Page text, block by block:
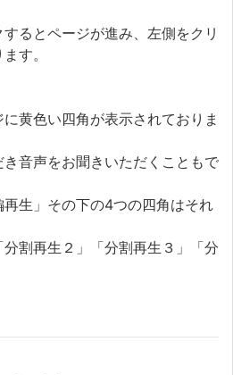
るとページが進み、左側をクリ
す。
黄色い四角が表示されておりま
音声をお聞きいただくこともで
生」その下の4つの四角はそれ
割再生２」「分割再生３」「分